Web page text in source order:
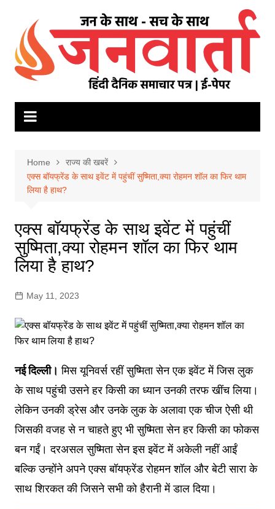
content
Home
राज्य की खबरें
एक्स बॉयफ्रेंड के साथ इवेंट में पहुंचीं सुष्मिता,क्या रोहमन शॉल का फिर थाम
लिया है हाथ?
एक्स बॉयफ्रेंड के साथ इवेंट में पहुंचीं
सुष्मिता,क्या रोहमन शॉल का फिर थाम
लिया है हाथ?
May 11, 2023
नई दिल्ली। मिस यूनिवर्स रहीं सुष्मिता सेन एक इवेंट में जिस लुक
के साथ पहुंची उसने हर किसी का ध्यान उनकी तरफ खींच लिया।
लेकिन उनकी ड्रेस और उनके लुक के अलावा एक चीज ऐसी थी
जिसकी वजह से न चाहते हुए भी सुष्मिता सेन हर किसी का फोकस
बन गईं। दरअसल सुष्मिता सेन इस इवेंट में अकेली नहीं आईं
बल्कि उन्होंने अपने एक्स बॉयफ्रेंड रोहमन शॉल और बेटी सारा के
साथ शिरकत की जिसने सभी को हैरानी में डाल दिया।